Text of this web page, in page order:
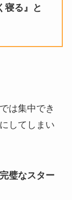
寝る』と
は集中でき
してしまい
璧なスター